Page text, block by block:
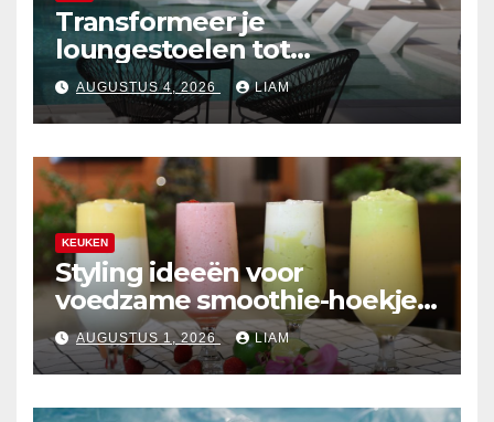
Transformeer je
loungestoelen tot
zonvriendelijke zitplekken
AUGUSTUS 4, 2026 LIAM
KEUKEN
Styling ideeën voor
voedzame smoothie-hoekjes
in de keuken
AUGUSTUS 1, 2026 LIAM